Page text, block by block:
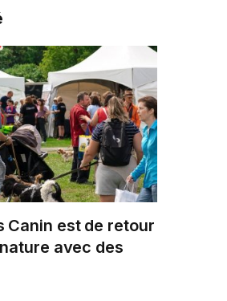
Canin est de retour
avec des